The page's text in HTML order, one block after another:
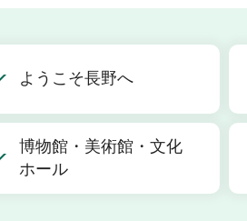
ようこそ長野へ
博物館・美術館・文化
ホール